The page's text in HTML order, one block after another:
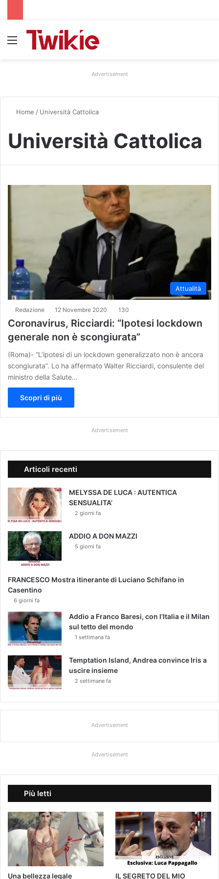
Advertisement
Home / Università Cattolica
Università Cattolica
Attualità
Redazione 12 Novembre 2020 130
Coronavirus, Ricciardi: “Ipotesi lockdown
generale non è scongiurata”
(Roma)- “L’ipotesi di un lockdown generalizzato non è ancora
scongiurata”. Lo ha affermato Walter Ricciardi, consulente del
ministro della Salute…
Scopri di più
Advertisement
Articoli recenti
MELYSSA DE LUCA : AUTENTICA
SENSUALITA’
2 giorni fa
ADDIO A DON MAZZI
5 giorni fa
FRANCESCO Mostra itinerante di Luciano Schifano in
Casentino
6 giorni fa
Addio a Franco Baresi, con l’Italia e il Milan
sul tetto del mondo
1 settimana fa
Temptation Island, Andrea convince Iris a
uscire insieme
2 settimane fa
Advertisement
Advertisement
Più letti
Una bellezza legale IL SEGRETO DEL MIO